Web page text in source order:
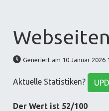
Generiert am 10 Januar 2026
Aktuelle Statistiken?
Der Wert ist 52/100